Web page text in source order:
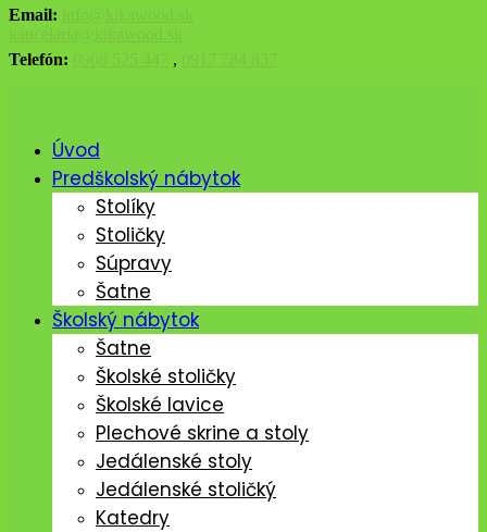
Email:
Telefón:
,
Úvod
Predškolský nábytok
Stolíky
Stoličky
Súpravy
Šatne
Školský nábytok
Šatne
Školské stoličky
Školské lavice
Plechové skrine a stoly
Jedálenské stoly
Jedálenské stoličký
Katedry